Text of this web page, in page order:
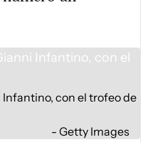
Infantino, con el trofeo de
Getty Images